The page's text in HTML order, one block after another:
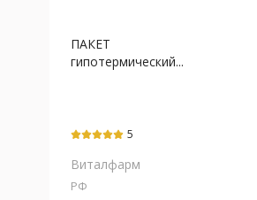
ПАКЕТ
гипотермический...
5
Виталфарм
РФ